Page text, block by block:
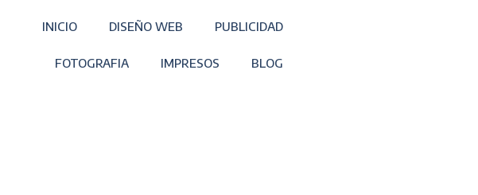
INICIO DISEÑO WEB PUBLICIDAD
FOTOGRAFIA IMPRESOS BLOG